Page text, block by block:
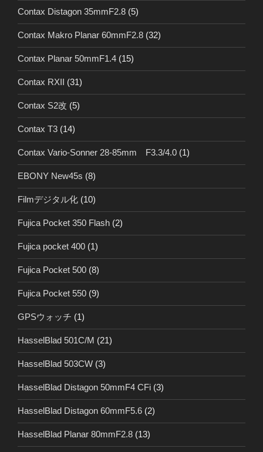
Contax Distagon 35mmF2.8 (5)
Contax Makro Planar 60mmF2.8 (32)
Contax Planar 50mmF1.4 (15)
Contax RXII (31)
Contax S2改 (5)
Contax T3 (14)
Contax Vario-Sonner 28-85mm F3.3/4.0 (1)
EBONY New45s (8)
Filmデジタル化 (10)
Fujica Pocket 350 Flash (2)
Fujica pocket 400 (1)
Fujica Pocket 500 (8)
Fujica Pocket 550 (9)
GPSウォッチ (1)
HasselBlad 501C/M (21)
HasselBlad 503CW (3)
HasselBlad Distagon 50mmF4 CFi (3)
HasselBlad Distagon 60mmF5.6 (2)
HasselBlad Planar 80mmF2.8 (13)